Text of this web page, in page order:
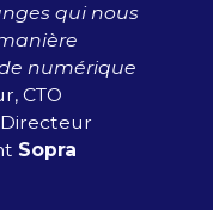
qui nous
numérique
CTO
Directeur
Sopra